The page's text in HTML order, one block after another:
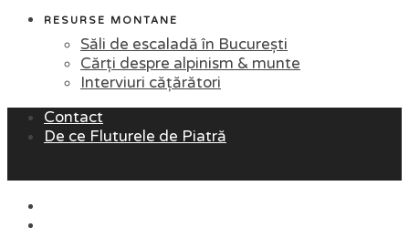
RESURSE MONTANE
Săli de escaladă în București
Cărți despre alpinism & munte
Interviuri cățărători
Contact
De ce Fluturele de Piatră